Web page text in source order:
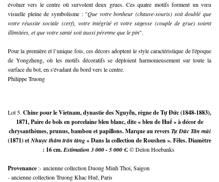
évoluer vers le centre où survolent deux grues. Ces quatre motifs forment un vœu
visuelle pleine de symbolisme : "Que votre bonheur (chauve-souris) soit doublé que
votre réussite sociale (cerf), votre intégrité et votre sagesse (couple de grue) soient
illimitées, et que votre santé soit aussi pérenne que le pin".
Pour la première et l’unique fois, ces décors adoptent le style caractéristique de l'époque
de Yongzheng, où les motifs décoratifs se déploient harmonieusement sur toute la
surface du bol, en s'évadant du bord vers le centre.
Philippe Truong
Lot 5. Chine pour le Vietnam, dynastie des Nguyễn, règne de Tự Đức (1848-1883),
1871, Paire de bols en porcelaine bleu blanc, dite « bleu de Huế » à décor de
chrysanthèmes, prunus, bambou et papillons. Marque au reversTự Đức Tân mùi
(1871) etNhược thâm trân tàng« Dans la collection de Roushen ». Fêles. Diamètre
: 16 cm.Estimation 3 000 - 5 000 €.© Delon Hoebanks
Provenance :- ancienne collection Duong Minh Thoi, Saigon
- ancienne collection Truong Khac Huê, Paris